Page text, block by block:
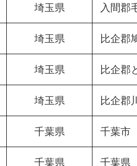
埼玉県 入間郡
埼玉県 比企郡
埼玉県 比企郡
埼玉県 比企郡
千葉県 千葉市
千葉県 千葉県